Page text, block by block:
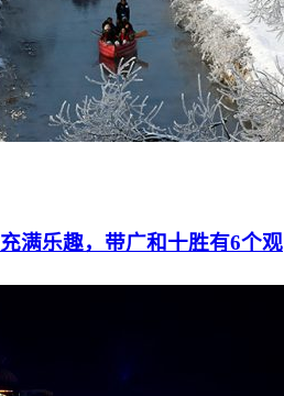
满乐趣，带广和十胜有6个观